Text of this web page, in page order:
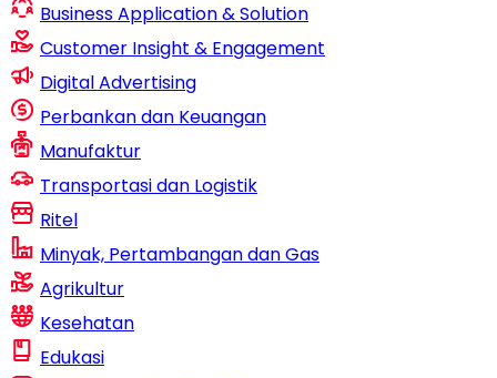
Business Application & Solution
Customer Insight & Engagement
Digital Advertising
Perbankan dan Keuangan
Manufaktur
Transportasi dan Logistik
Ritel
Minyak, Pertambangan dan Gas
Agrikultur
Kesehatan
Edukasi